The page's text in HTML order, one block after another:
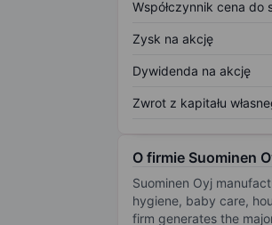
Współczynnik cena do
Zysk na akcję
Dywidenda na akcję
Zwrot z kapitału
O firmie Suominen
Suominen Oyj
hygiene, baby care,
firm generates the